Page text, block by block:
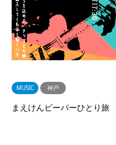
MUSIC 神戸
まえけんビーバーひとり旅